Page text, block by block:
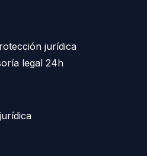
jurídica
legal 24h